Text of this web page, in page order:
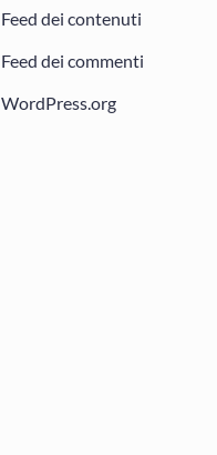
Feed dei contenuti
Feed dei commenti
WordPress.org